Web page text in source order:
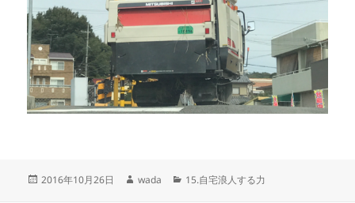
投
2016年10月26日
作
wada
カ
15.自宅浪人する力